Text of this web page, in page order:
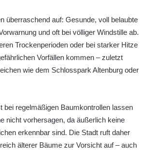
überraschend auf: Gesunde, voll belaubte
und oft bei völliger Windstille ab.
Trockenperioden oder bei starker Hitze
Vorfällen kommen – zuletzt
wie dem Schlosspark Altenburg oder
bei regelmäßigen Baumkontrollen lassen
nicht vorhersagen, da äußerlich keine
erkennbar sind. Die Stadt ruft daher
älterer Bäume zur Vorsicht auf – auch